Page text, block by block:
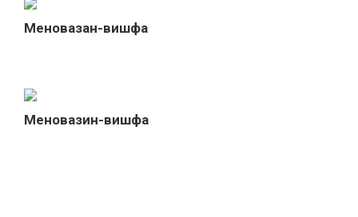
Меновазан-вишфа
Меновазин-вишфа